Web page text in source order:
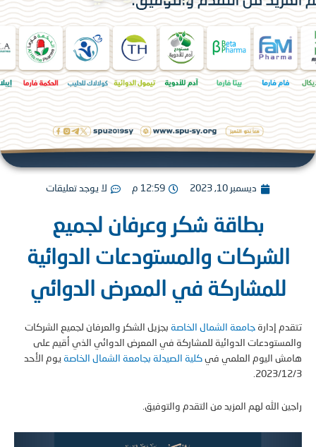
ديسمبر 10, 2023 12:59 م لا يوجد تعليقات
بطاقة شكر وعرفان لجميع
والمستودعات الدوائية
للمشاركة في المعرض الدوائي
إدارةجامعة الشمال الخاصة بجزيل الشكر والعرفان لجميع الشركات
الدوائية للمشاركة في المعرض الدوائي الذي أقيم على
اليوم العلمي فيكلية الصيدلة بجامعة الشمال الخاصة يوم الأحد
2023/
الله لهم المزيد من التقدم والتوفيق.